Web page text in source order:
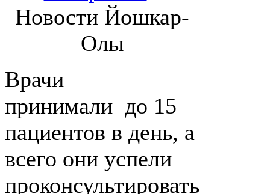
Новости Йошкар-
Олы
Врачи
принимали до 15
пациентов в день, а
всего они успели
проконсультировать